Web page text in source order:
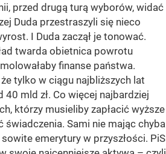
przed drugą turą wyborów, widać
Duda przestraszyli się nieco
I Duda zaczął je tonować.
twarda obietnica powrotu
finanse państwa.
tylko w ciągu najbliższych lat
40 mld zł. Co więcej najbardziej
którzy musieliby zapłacić wyższe
świadczenia. Sami nie mając chyba
emerytury w przyszłości. PiS